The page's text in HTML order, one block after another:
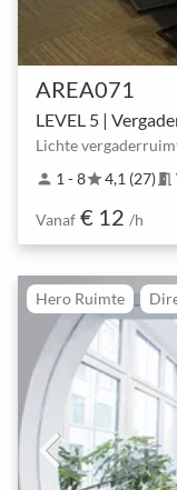
AREA071
LEVEL 5 |
person 1 - 8star4,1 (27) meeting_room
Vanaf € 12 /h
Hero Ruimte